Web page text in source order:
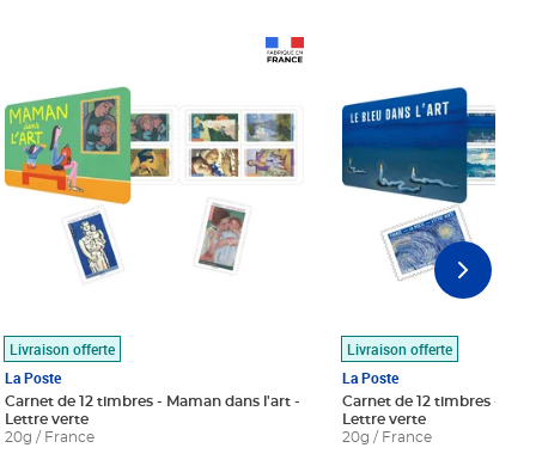
Livraison offerte
La Poste
Carnet de 12 timbres - Maman dans l'art -
Lettre verte
20g / France
Livraison offerte
La Poste
Carnet de 12 timbres - Le
Lettre verte
20g / France